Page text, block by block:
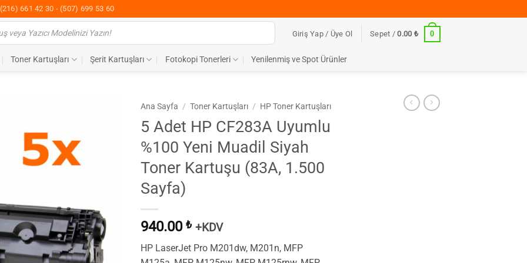
(216) 661 42 30 - (507) 699 53 60
Giriş Yap / Üye Ol Sepet /0.00 ₺ 0
Toner Kartuşları Şerit Kartuşları Fotokopi Tonerleri Yenilenmiş ve Spot Ürünler
Ana Sayfa / Toner Kartuşları / HP Toner Kartuşları
5 Adet HP CF283A Uyumlu
%100 Yeni Muadil Siyah
Toner Kartuşu (83A, 1.500
Sayfa)
940.00 ₺ +KDV
HP LaserJet Pro M201dw, M201n, MFP